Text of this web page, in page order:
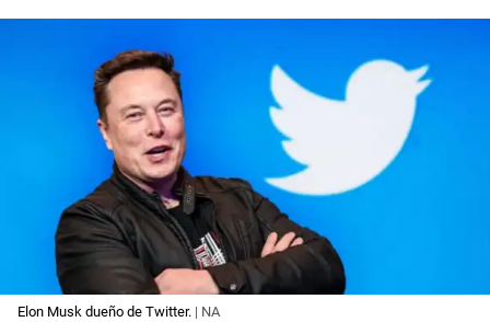
Elon Musk dueño de Twitter. | NA